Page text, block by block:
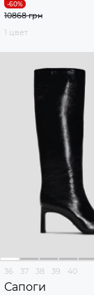
10868 грн
1 цвет
36 37 38 39 40
Сапоги